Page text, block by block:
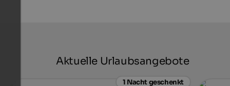
Aktuelle Urlaubsangebote
1 Nacht geschenkt